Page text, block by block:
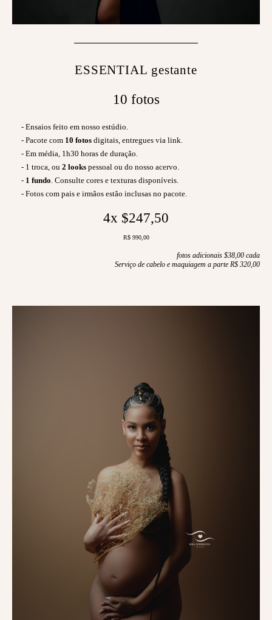
ESSENTIAL gestante
10 fotos
- Ensaios feito em nosso estúdio.
- Pacote com 10 fotos digitais, entregues via link.
- Em média, 1h30 horas de duração.
- 1 troca, ou 2 looks pessoal ou do nosso acervo.
- 1 fundo . Consulte cores e texturas disponíveis.
- Fotos com pais e irmãos estão inclusas no pacote.
4x $247,50
R$ 990,00
fotos adicionais $38,00 cada
Serviço de cabelo e maquiagem a parte R$ 320,00